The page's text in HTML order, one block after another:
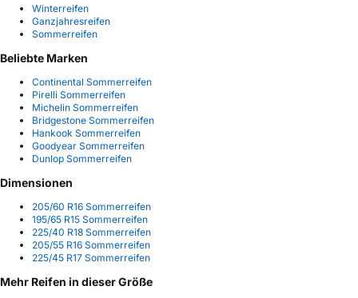
Winterreifen
Ganzjahresreifen
Sommerreifen
Beliebte Marken
Continental Sommerreifen
Pirelli Sommerreifen
Michelin Sommerreifen
Bridgestone Sommerreifen
Hankook Sommerreifen
Goodyear Sommerreifen
Dunlop Sommerreifen
Dimensionen
205/60 R16 Sommerreifen
195/65 R15 Sommerreifen
225/40 R18 Sommerreifen
205/55 R16 Sommerreifen
225/45 R17 Sommerreifen
Mehr Reifen in dieser Größe